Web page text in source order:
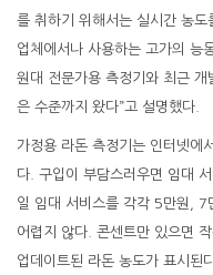
를 취하기 위해서는 실시간 농
업체에서나 사용하는 고가의 능
원대 전문가용 측정기와 최근
은 수준까지 왔다”고 설명했다.
가정용 라돈 측정기는 인터넷에
다. 구입이 부담스러우면 임대
일 임대 서비스를 각각 5만원, 7
어렵지 않다. 콘센트만 있으면
업데이트된 라돈 농도가 표시